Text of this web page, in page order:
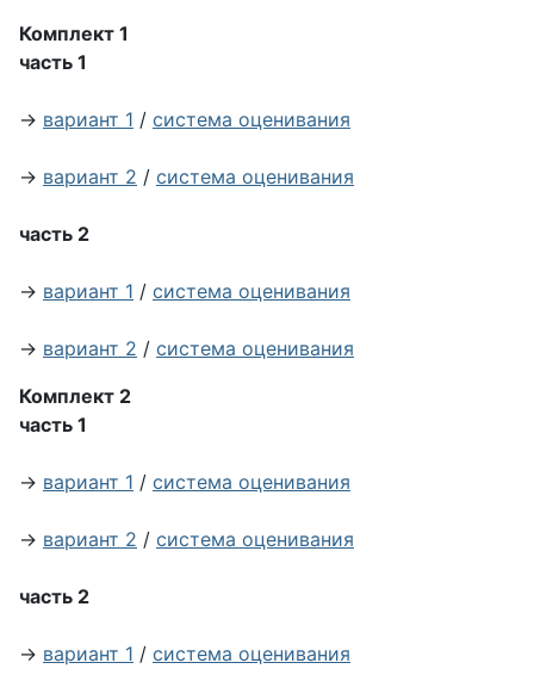
Комплект 1
часть 1
→ вариант 1 / система оценивания
→ вариант 2 / система оценивания
часть 2
→ вариант 1 / система оценивания
→ вариант 2 / система оценивания
Комплект 2
часть 1
→ вариант 1 / система оценивания
→ вариант 2 / система оценивания
часть 2
→ вариант 1 / система оценивания